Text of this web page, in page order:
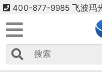
400-877-9985 飞波玛